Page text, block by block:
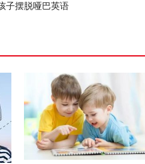
子摆脱哑巴英语